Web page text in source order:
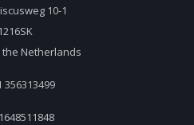
10-1
the Netherlands
356313499